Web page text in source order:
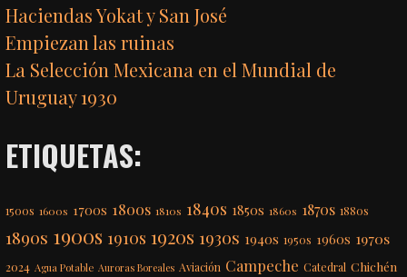
Haciendas Yokat y San José
Empiezan las ruinas
La Selección Mexicana en el Mundial de
Uruguay 1930
ETIQUETAS:
1500s 1600s 1700s 1800s 1810s 1840s 1850s 1860s 1870s 1880s
1890s 1900s 1910s 1920s 1930s 1940s 1950s 1960s 1970s
2024 Agua Potable Auroras Boreales Aviación Campeche Catedral Chichén